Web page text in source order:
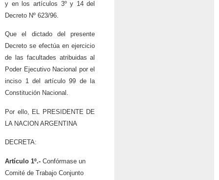
y en los artículos 3º y 14 del
Decreto Nº 623/96.
Que el dictado del presente
Decreto se efectúa en ejercicio
de las facultades atribuidas al
Poder Ejecutivo Nacional por el
inciso 1 del artículo 99 de la
Constitución Nacional.
Por ello,
EL PRESIDENTE DE
LA NACION ARGENTINA
DECRETA:
Artículo 1º.- Confórmase un
Comité de Trabajo Conjunto